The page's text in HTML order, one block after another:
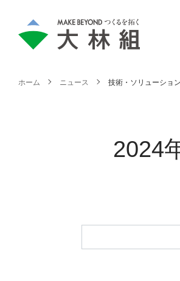
ホーム ニュース 技術・ソリューション
2024